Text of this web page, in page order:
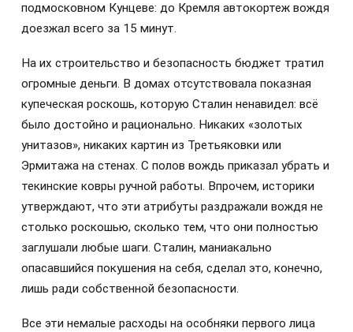
подмосковном Кунцеве: до Кремля автокортеж вождя
доезжал всего за 15 минут.
На их строительство и безопасность бюджет тратил
огромные деньги. В домах отсутствовала показная
купеческая роскошь, которую Сталин ненавидел: всё
было достойно и рационально. Никаких «золотых
унитазов», никаких картин из Третьяковки или
Эрмитажа на стенах. С полов вождь приказал убрать и
текинские ковры ручной работы. Впрочем, историки
утверждают, что эти атрибуты раздражали вождя не
столько роскошью, сколько тем, что они полностью
заглушали любые шаги. Сталин, маниакально
опасавшийся покушения на себя, сделал это, конечно,
лишь ради собственной безопасности.
Все эти немалые расходы на особняки первого лица